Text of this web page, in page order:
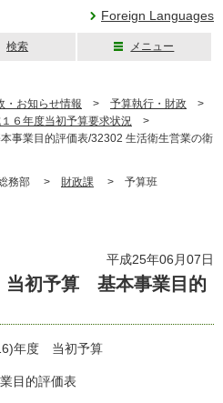
Foreign Languages
検索 メニュー
・お知らせ情報 > 予算執行・財政 >
６年度当初予算要求状況 >
業目的評価表/32302 生活衛生営業の衛
務部 > 財政課 > 予算班
平成25年06月07日
初予算 基本事業目的
年度 当初予算
目的評価表